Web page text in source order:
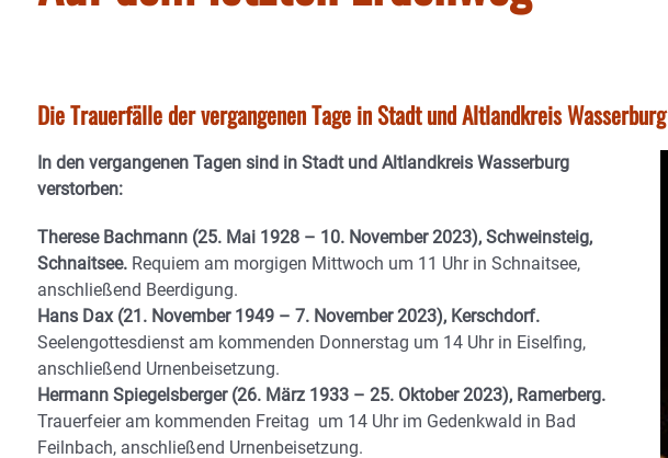
Die Trauerfälle der vergangenen Tage in Stadt und Altlandkreis Wasserburg
In den vergangenen Tagen sind in Stadt und Altlandkreis Wasserburg
verstorben:
Therese Bachmann (25. Mai 1928 – 10. November 2023), Schweinsteig,
Schnaitsee. Requiem am morgigen Mittwoch um 11 Uhr in Schnaitsee,
anschließend Beerdigung.
Hans Dax (21. November 1949 – 7. November 2023), Kerschdorf.
Seelengottesdienst am kommenden Donnerstag um 14 Uhr in Eiselfing,
anschließend Urnenbeisetzung.
Hermann Spiegelsberger (26. März 1933 – 25. Oktober 2023), Ramerberg.
Trauerfeier am kommenden Freitag um 14 Uhr im Gedenkwald in Bad
Feilnbach, anschließend Urnenbeisetzung.